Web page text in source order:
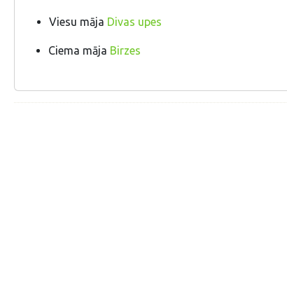
Viesu māja Divas upes
Ciema māja Birzes